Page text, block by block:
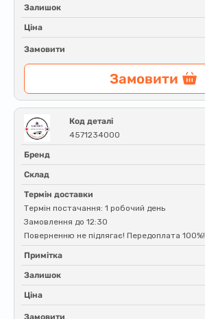
Залишок
Ціна
Замовити
Замовити
Код деталі
4571234000
Бренд
Склад
Термін доставки
Термін постачання: 1 робочий день
Замовлення до 12:30
Поверненню не підлягає! Передоплата 100%!
Примітка
Залишок
Ціна
Замовити